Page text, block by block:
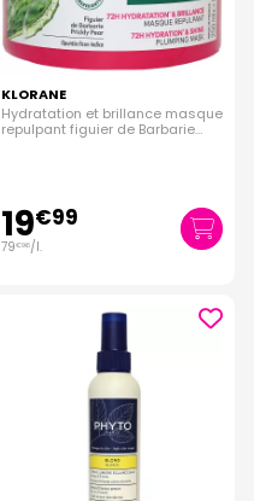
KLORANE
Hydratation et brillance masque
repulpant figuier de Barbarie
19€99
79€96/l.